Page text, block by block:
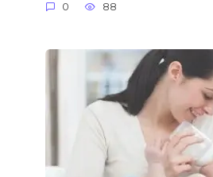
0 88